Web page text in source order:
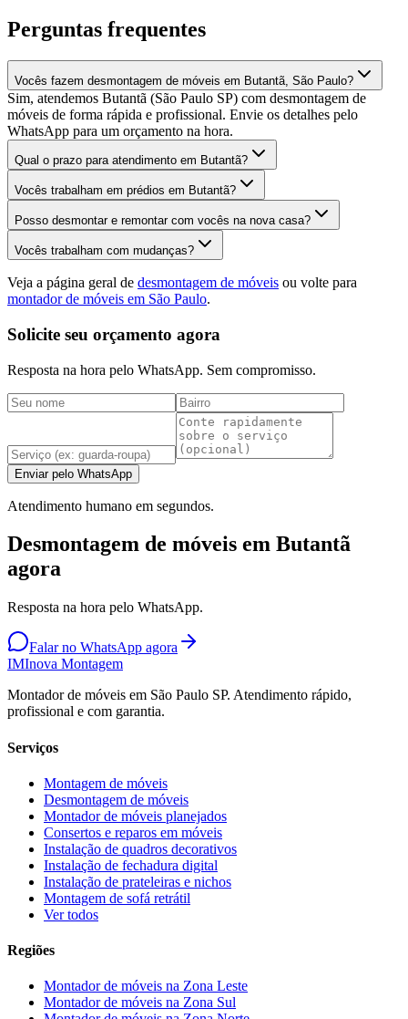
Perguntas frequentes
Vocês fazem desmontagem de móveis em Butantã, São Paulo?
Sim, atendemos Butantã (São Paulo SP) com desmontagem de
móveis de forma rápida e profissional. Envie os detalhes pelo
WhatsApp para um orçamento na hora.
Qual o prazo para atendimento em Butantã?
Vocês trabalham em prédios em Butantã?
Posso desmontar e remontar com vocês na nova casa?
Vocês trabalham com mudanças?
Veja a página geral de desmontagem de móveis ou volte para
montador de móveis em São Paulo.
Solicite seu orçamento agora
Resposta na hora pelo WhatsApp. Sem compromisso.
Enviar pelo WhatsApp
Atendimento humano em segundos.
Desmontagem de móveis em Butantã
agora
Resposta na hora pelo WhatsApp.
Falar no WhatsApp agora
IMInova Montagem
Montador de móveis em São Paulo SP. Atendimento rápido,
profissional e com garantia.
Serviços
Montagem de móveis
Desmontagem de móveis
Montador de móveis planejados
Consertos e reparos em móveis
Instalação de quadros decorativos
Instalação de fechadura digital
Instalação de prateleiras e nichos
Montagem de sofá retrátil
Ver todos
Regiões
Montador de móveis na Zona Leste
Montador de móveis na Zona Sul